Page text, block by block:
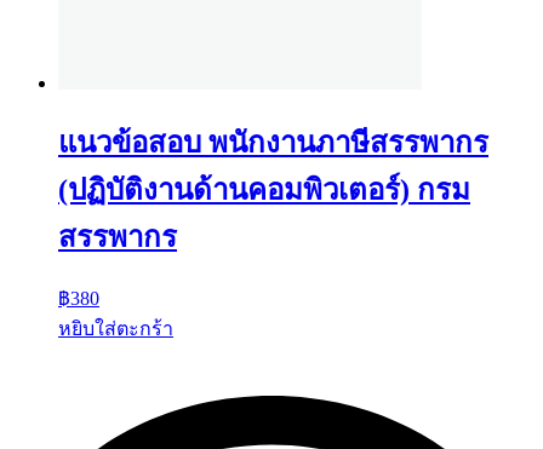
แนวข้อสอบ พนักงานภาษีสรรพากร
(ปฏิบัติงานด้านคอมพิวเตอร์) กรม
สรรพากร
฿380
หยิบใส่ตะกร้า